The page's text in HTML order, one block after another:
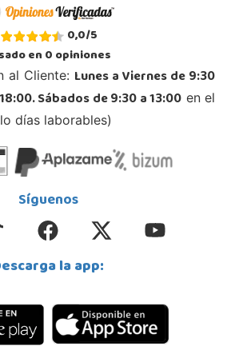
Cocentaina
Collado Villalba
Norte, P-29
POCAS UNIDADES
0,0/5
en0opiniones
al Cliente: Lunes a Viernes de 9:30
Sábados de 9:30 a 13:00 en el
días laborables)
Síguenos
la app: